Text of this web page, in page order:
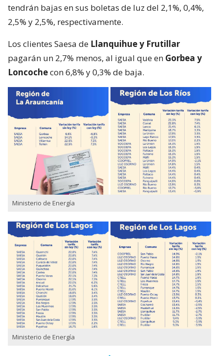
tendrán bajas en sus boletas de luz del 2,1%, 0,4%,
2,5% y 2,5%, respectivamente.
Los clientes Saesa de Llanquihue y Frutillar
pagarán un 2,7% menos, al igual que en Gorbea y
Loncochecon 6,8% y 0,3% de baja.
Ministerio de Energía
Ministerio de Energía